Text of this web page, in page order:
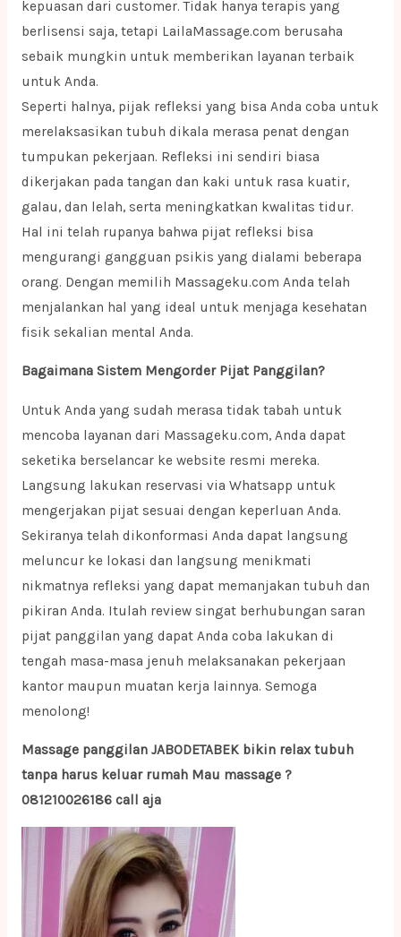
kepuasan dari customer. Tidak hanya terapis yang
berlisensi saja, tetapi LailaMassage.com berusaha
sebaik mungkin untuk memberikan layanan terbaik
untuk Anda.
Seperti halnya, pijak refleksi yang bisa Anda coba untuk
merelaksasikan tubuh dikala merasa penat dengan
tumpukan pekerjaan. Refleksi ini sendiri biasa
dikerjakan pada tangan dan kaki untuk rasa kuatir,
galau, dan lelah, serta meningkatkan kwalitas tidur.
Hal ini telah rupanya bahwa pijat refleksi bisa
mengurangi gangguan psikis yang dialami beberapa
orang. Dengan memilih Massageku.com Anda telah
menjalankan hal yang ideal untuk menjaga kesehatan
fisik sekalian mental Anda.
Bagaimana Sistem Mengorder Pijat Panggilan?
Untuk Anda yang sudah merasa tidak tabah untuk
mencoba layanan dari Massageku.com, Anda dapat
seketika berselancar ke website resmi mereka.
Langsung lakukan reservasi via Whatsapp untuk
mengerjakan pijat sesuai dengan keperluan Anda.
Sekiranya telah dikonformasi Anda dapat langsung
meluncur ke lokasi dan langsung menikmati
nikmatnya refleksi yang dapat memanjakan tubuh dan
pikiran Anda. Itulah review singat berhubungan saran
pijat panggilan yang dapat Anda coba lakukan di
tengah masa-masa jenuh melaksanakan pekerjaan
kantor maupun muatan kerja lainnya. Semoga
menolong!
Massage panggilan JABODETABEK bikin relax tubuh
tanpa harus keluar rumah Mau massage ?
081210026186 call aja